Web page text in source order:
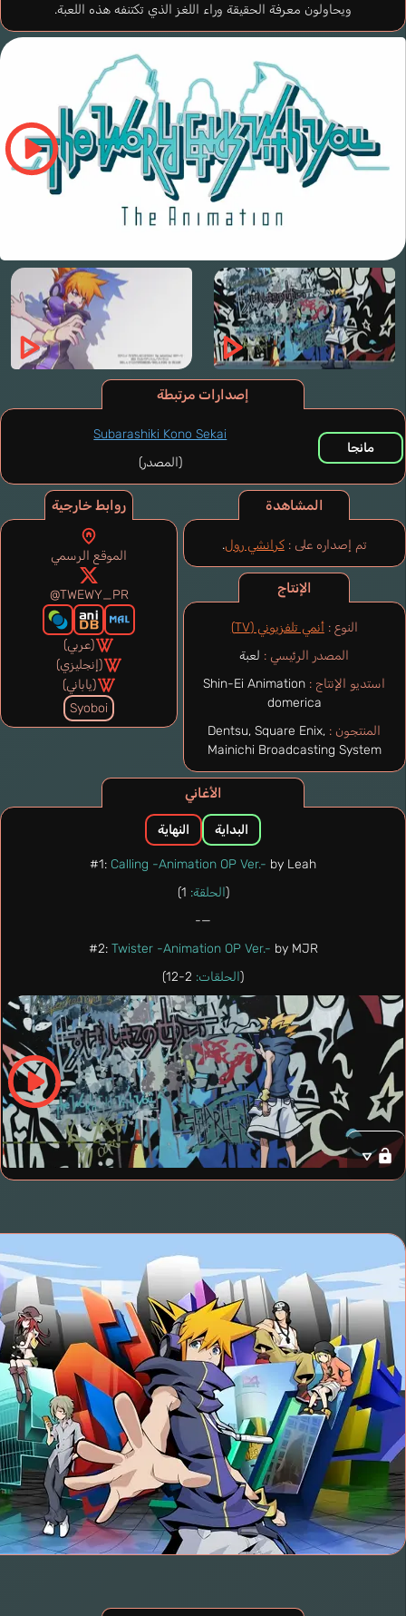
ويحاولون معرفة الحقيقة وراء اللغز الذي تكتنفه هذه اللعبة.
المشاهدة
تم إصداره على : كرانشي رول.
الإنتاج
النوع :أنمي تلفزيوني (TV)
المصدر الرئيسي : لعبة
استديو الإنتاج : Shin-Ei Animation
domerica
المنتجون : Dentsu, Square Enix,
Mainichi Broadcasting System
إصدارات مرتبطة
مانجا
Subarashiki Kono Sekai
(المصدر)
الأغاني
البداية النهاية
#1: Calling -Animation OP Ver.- by Leah
(
الحلقة:1)
—-
#2: Twister -Animation OP Ver.- by MJR
(
الحلقات:2-12)
روابط خارجية
الموقع الرسمي
@TWEWY_PR
(عربي)
(إنجليزي)
(ياباني)
Syoboi